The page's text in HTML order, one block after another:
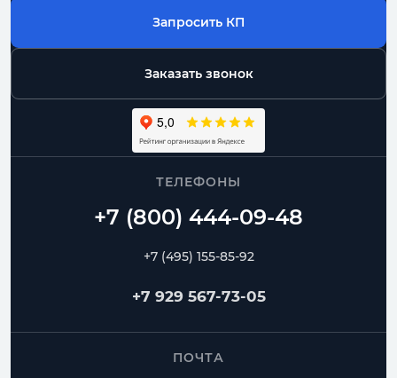
Запросить КП
Заказать звонок
ТЕЛЕФОНЫ
+7 (495) 155-85-92
+7 929 567-73-05
ПОЧТА